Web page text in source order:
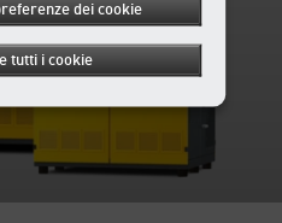
dei cookie
tutti i cookie